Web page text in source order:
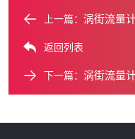
上一篇： 涡街流量
返回列表
下一篇： 涡街流量